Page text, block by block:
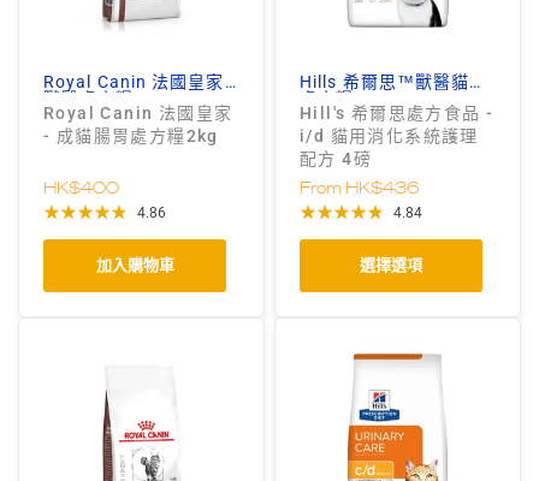
Royal Canin 法國皇家
獸醫處方糧
Royal Canin 法國皇家
- 成貓腸胃處方糧2kg
HK$400
4.86
加入購物車
Hills 希爾思™獸醫貓狗
處方糧
Hill's 希爾思處方食品 -
i/d 貓用消化系統護理
配方 4磅
From HK$436
4.84
選擇選項